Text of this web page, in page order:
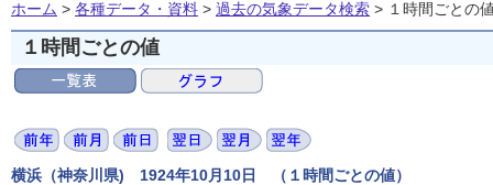
ホーム > 各種データ・資料 > 過去の気象データ検索 > １時間ごとの
１時間ごとの値
横浜（神奈川県) 1924年10月10日 （１時間ごとの値）